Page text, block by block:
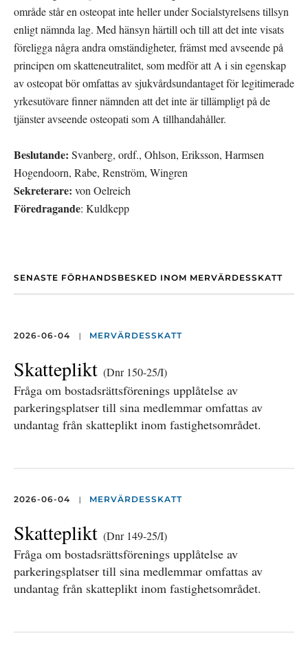
område står en osteopat inte heller under Socialstyrelsens tillsyn
enligt nämnda lag. Med hänsyn härtill och till att det inte visats
föreligga några andra omständigheter, främst med avseende på
principen om skatteneutralitet, som medför att A i sin egenskap
av osteopat bör omfattas av sjukvårdsundantaget för legitimerade
yrkesutövare finner nämnden att det inte är tillämpligt på de
tjänster avseende osteopati som A tillhandahåller.
Beslutande: Svanberg, ordf., Ohlson, Eriksson, Harmsen
Hogendoorn, Rabe, Renström, Wingren
Sekreterare: von Oelreich
Föredragande: Kuldkepp
SENASTE FÖRHANDSBESKED INOM MERVÄRDESSKATT
2026-06-04 | MERVÄRDESSKATT
Skatteplikt (Dnr 150-25/I)
Fråga om bostadsrättsförenings upplåtelse av
parkeringsplatser till sina medlemmar omfattas av
undantag från skatteplikt inom fastighetsområdet.
2026-06-04 | MERVÄRDESSKATT
Skatteplikt (Dnr 149-25/I)
Fråga om bostadsrättsförenings upplåtelse av
parkeringsplatser till sina medlemmar omfattas av
undantag från skatteplikt inom fastighetsområdet.